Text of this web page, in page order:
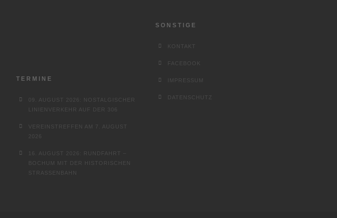
TERMINE
09. AUGUST 2026: NOSTALGISCHER
LINIENVERKEHR AUF DER 306
VEREINSTREFFEN AM 7. AUGUST
2026
16. AUGUST 2026: RUNDFAHRT –
BOCHUM MIT DER HISTORISCHEN
STRASSENBAHN
SONSTIGE
KONTAKT
FACEBOOK
IMPRESSUM
DATENSCHUTZ